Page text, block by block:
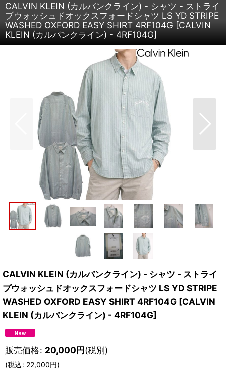
CALVIN KLEIN (カルバンクライン) - シャツ - ストライ
プウォッシュドオックスフォードシャツ LS YD STRIPE
WASHED OXFORD EASY SHIRT 4RF104G [CALVIN
KLEIN (カルバンクライン) - 4RF104G]
CALVIN KLEIN (カルバンクライン) - シャツ - ストライ
プウォッシュドオックスフォードシャツ LS YD STRIPE
WASHED OXFORD EASY SHIRT 4RF104G [CALVIN
KLEIN (カルバンクライン) - 4RF104G]
販売価格: 20,000円(税別)
(税込: 22,000円)